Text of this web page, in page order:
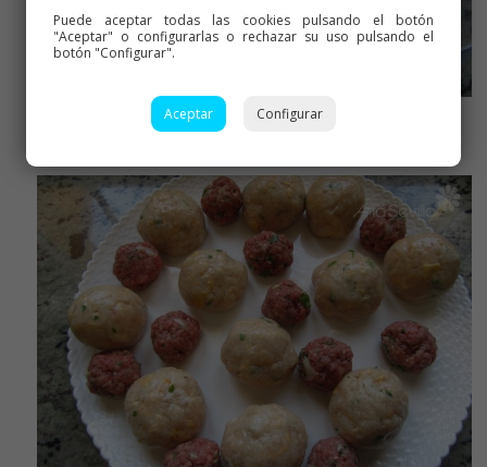
Puede aceptar todas las cookies pulsando el botón
"Aceptar" o configurarlas o rechazar su uso pulsando el
botón "Configurar".
Aceptar Configurar